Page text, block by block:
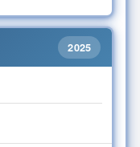
2025